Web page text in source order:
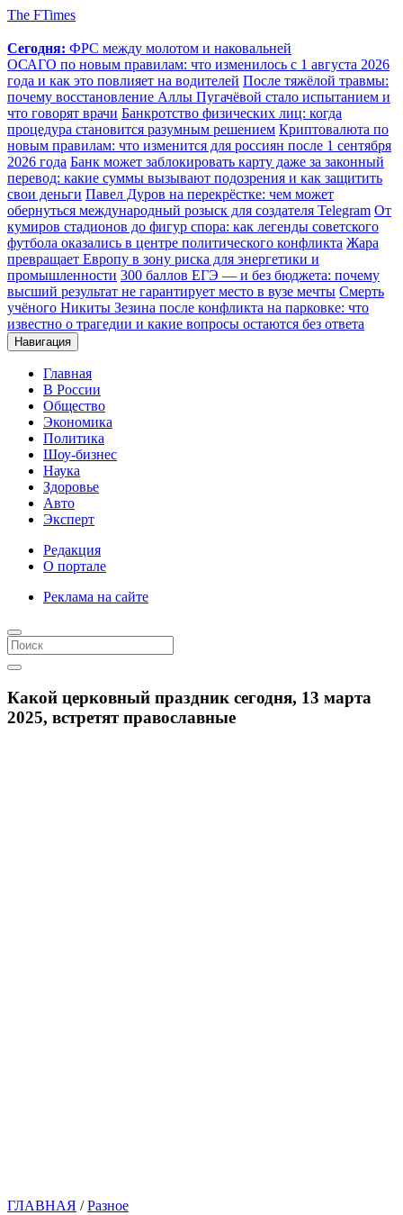
The FTimes
Сегодня: ФРС между молотом и наковальней
ОСАГО по новым правилам: что изменилось с 1 августа 2026
года и как это повлияет на водителей После тяжёлой травмы:
почему восстановление Аллы Пугачёвой стало испытанием и
что говорят врачи Банкротство физических лиц: когда
процедура становится разумным решением Криптовалюта по
новым правилам: что изменится для россиян после 1 сентября
2026 года Банк может заблокировать карту даже за законный
перевод: какие суммы вызывают подозрения и как защитить
свои деньги Павел Дуров на перекрёстке: чем может
обернуться международный розыск для создателя Telegram От
кумиров стадионов до фигур спора: как легенды советского
футбола оказались в центре политического конфликта Жара
превращает Европу в зону риска для энергетики и
промышленности 300 баллов ЕГЭ — и без бюджета: почему
высший результат не гарантирует место в вузе мечты Смерть
учёного Никиты Зезина после конфликта на парковке: что
известно о трагедии и какие вопросы остаются без ответа
Навигация
Главная
В России
Общество
Экономика
Политика
Шоу-бизнес
Наука
Здоровье
Авто
Эксперт
Редакция
О портале
Реклама на сайте
Какой церковный праздник сегодня, 13 марта
2025, встретят православные
ГЛАВНАЯ /Разное